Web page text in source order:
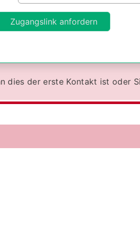
dies der erste Kontakt ist oder